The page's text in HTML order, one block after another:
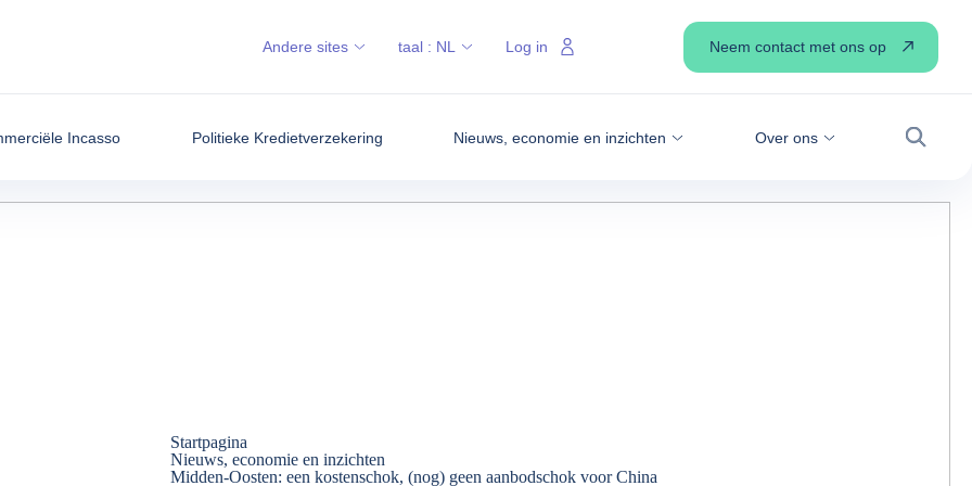
Incasso Politieke Kredietverzekering Nieuws, economie en inzichten Over ons
Zoek
Andere sites taal : NL Log in Neem contact met ons op
Startpagina
Nieuws, economie en inzichten
Midden-Oosten: een kostenschok, (nog) geen aanbodschok voor China